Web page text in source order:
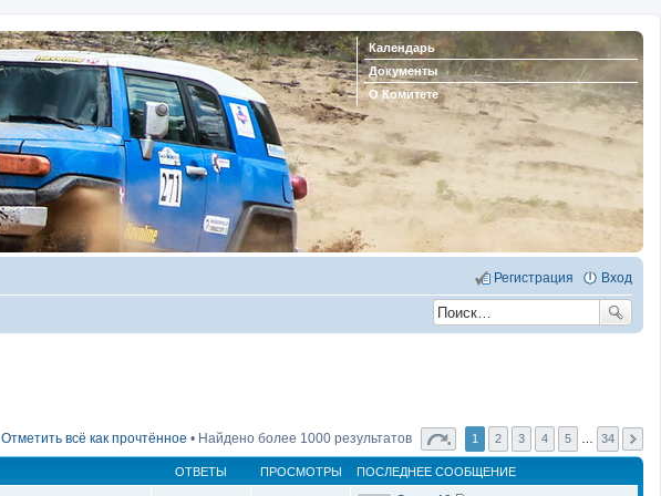
Календарь
Документы
О Комитете
Вход
Регистрация
Отметить всё как прочтённое • Найдено более 1000 результатов 1 2 3 4 5 34
ОТВЕТЫ ПРОСМОТРЫ ПОСЛЕДНЕЕ СООБЩЕНИЕ